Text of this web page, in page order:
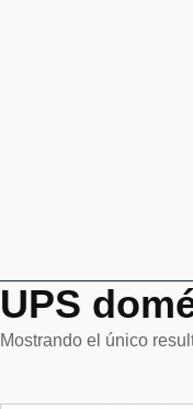
UPS
Mostrando el único